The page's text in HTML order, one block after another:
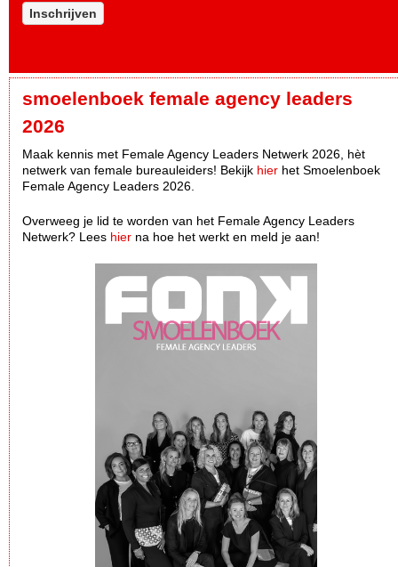
Inschrijven
smoelenboek female agency leaders
2026
Maak kennis met Female Agency Leaders Netwerk 2026, hèt
netwerk van female bureauleiders! Bekijk hier het Smoelenboek
Female Agency Leaders 2026.
Overweeg je lid te worden van het Female Agency Leaders
Netwerk? Lees hier na hoe het werkt en meld je aan!